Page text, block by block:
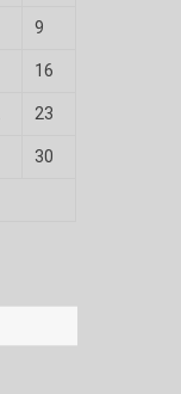
9
16
23
30